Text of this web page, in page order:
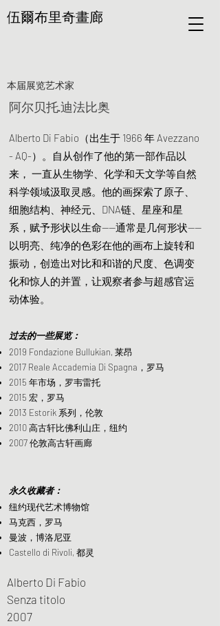
伍爾布里奇畫廊
本届展览艺术家
阿尔贝托·迪法比奥
Alberto Di Fabio（出生于 1966 年 Avezzano
- AQ-）。自从创作了他的第一部作品以
来， 一直从生物学、化学和天文学等自然
科学领域汲取灵感。他的画探索了原子、
细胞结构、神经元、DNA链、星座和星
系，赋予形状以生命——通常是几何形状——
以明亮、纯净的色彩在他的画布上旋转和
振动，创造出对比和和谐的尺度、色调变
化和惊人的并置，让观察者参与超感官运
动体验。
过去的一些展览：
2019 Fondazione Bullukian, 莱昂
2017 Reale Accademia Di Spagna，罗马
2015 年市场，罗韦雷托
2015 宏，罗马
2013 Estorik 系列，伦敦
2010 高古轩比佛利山庄，纽约
2007 伦敦高古轩画廊
永久收藏者：
纽约现代艺术博物馆
马克西，罗马
曼波，博洛尼亚
Castello di Rivoli, 都灵
Alberto Di Fabio
Senza titolo
2007